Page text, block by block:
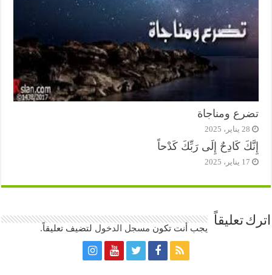
تضرع ومناجاة
28 يناير، 2025
إِنَّكَ كَادِحٌ إِلَى رَبِّكَ كَدْحاً
17 يناير، 2025
اترك تعليقاً يجب أنت تكون مسجل الدخول لتضيف تعليقاً.